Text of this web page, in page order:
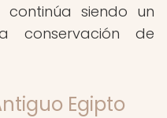
siendo un
conservación de
Egipto